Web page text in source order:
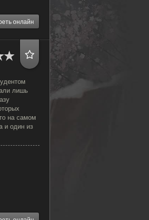
онлайн
лишь
на самом
и один из